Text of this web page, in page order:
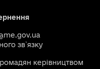
зв`язку
керівництвом